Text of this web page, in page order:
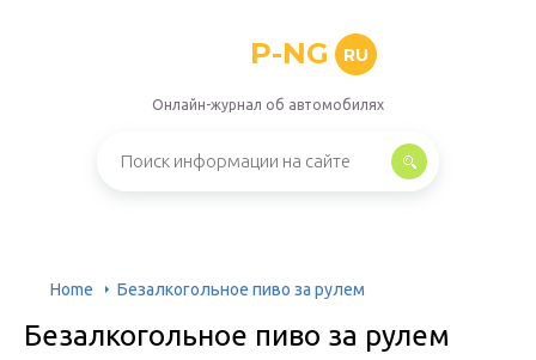
P-NG RU
Онлайн-журнал об автомобилях
Home Безалкогольное пиво за рулем
Безалкогольное пиво за рулем